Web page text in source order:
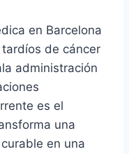
en Barcelona
de cáncer
administración
es el
una
en una